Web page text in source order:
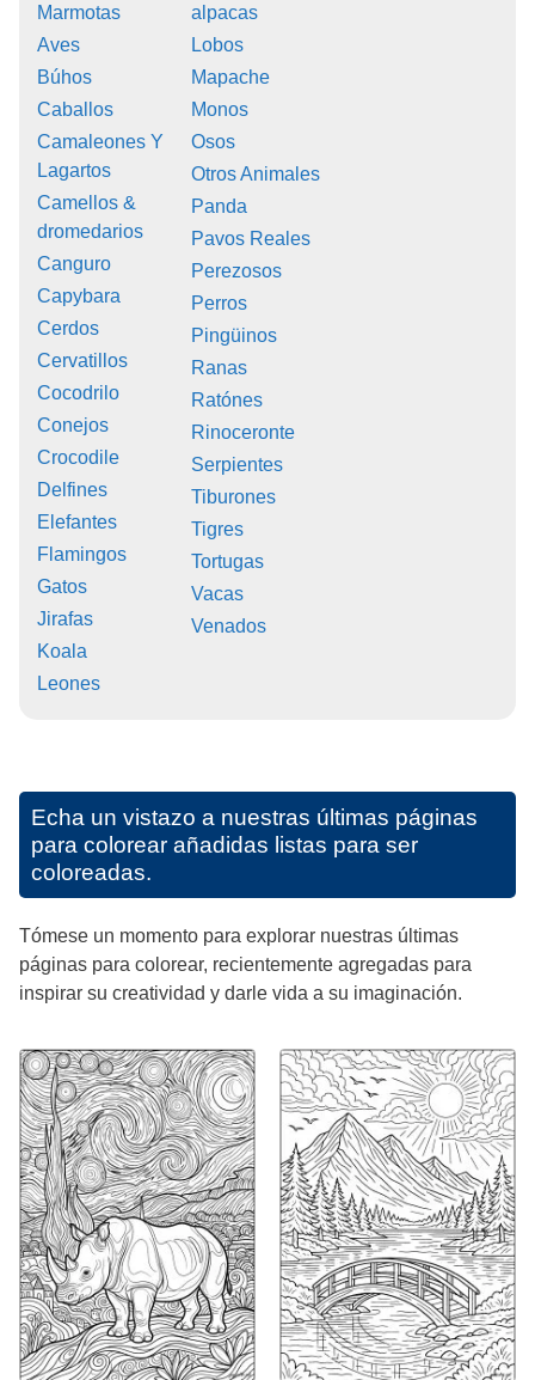
Marmotas
Aves
Búhos
Caballos
Camaleones Y
Lagartos
Camellos &
dromedarios
Canguro
Capybara
Cerdos
Cervatillos
Cocodrilo
Conejos
Crocodile
Delfines
Elefantes
Flamingos
Gatos
Jirafas
Koala
Leones
alpacas
Lobos
Mapache
Monos
Osos
Otros Animales
Panda
Pavos Reales
Perezosos
Perros
Pingüinos
Ranas
Ratónes
Rinoceronte
Serpientes
Tiburones
Tigres
Tortugas
Vacas
Venados
Echa un vistazo a nuestras últimas páginas
para colorear añadidas listas para ser
coloreadas.
Tómese un momento para explorar nuestras últimas
páginas para colorear, recientemente agregadas para
inspirar su creatividad y darle vida a su imaginación.